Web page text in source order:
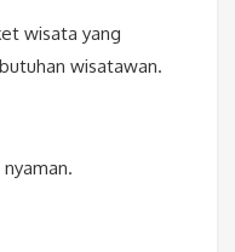
wisata yang
wisatawan.